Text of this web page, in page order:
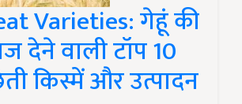
Varieties: गेहूं की
देने वाली टॉप 10
किस्में और उत्पादन